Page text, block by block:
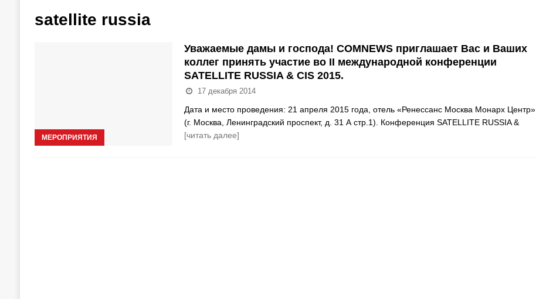
satellite russia
МЕРОПРИЯТИЯ
Уважаемые дамы и господа! COMNEWS приглашает Вас и Ваших
коллег принять участие во II международной конференции
SATELLITE RUSSIA & CIS 2015.
17 декабря 2014
Дата и место проведения: 21 апреля 2015 года, отель «Ренессанс Москва Монарх Центр»
(г. Москва, Ленинградский проспект, д. 31 А стр.1). Конференция SATELLITE RUSSIA &
[читать далее]